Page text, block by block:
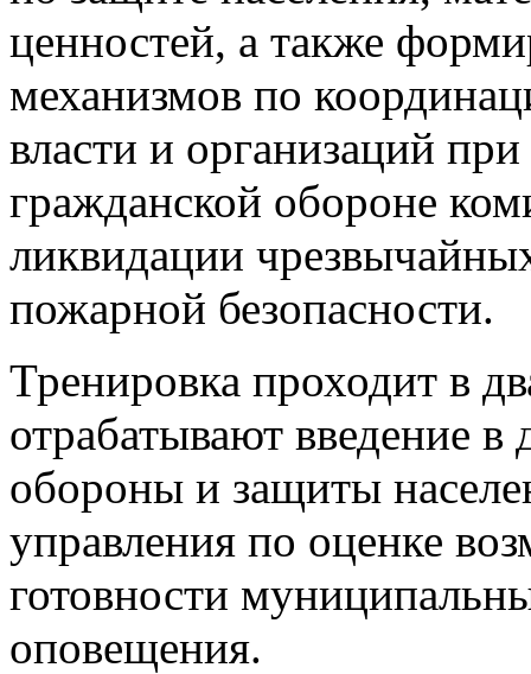
ценностей, а также
механизмов по
власти и организаций
гражданской обороне
ликвидации
пожарной безопасности.
Тренировка проходит в
отрабатывают введение в
обороны и защиты
управления по оценке
готовности
оповещения.